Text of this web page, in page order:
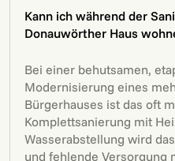
Kann ich während der
Donauwörther Haus
Bei einer behutsamen,
Modernisierung eines
Bürgerhauses ist das oft
Komplettsanierung mit
Wasserabstellung wird
und fehlende Versorgung